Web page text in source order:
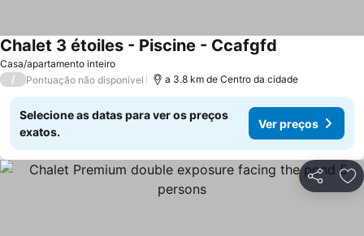
Casa/apartamento inteiro
Chalet 3 étoiles - Piscine - Ccafgfd
/ Pontuação não disponível a 3.8 km de Centro da cidade
Selecione as datas para ver os preços
exatos.
Ver preços
Partilhar